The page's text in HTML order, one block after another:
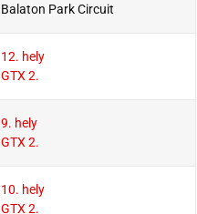
Balaton Park Circuit
12. hely
GTX 2.
9. hely
GTX 2.
10. hely
GTX 2.